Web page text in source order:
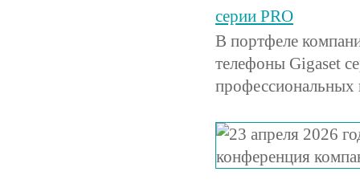
серии PRO
В портфеле
телефоны Gigaset